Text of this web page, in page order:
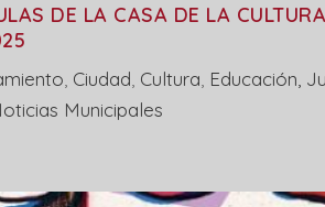
DE LA CASA DE LA
Ciudad Cultura Educación,
Municipales